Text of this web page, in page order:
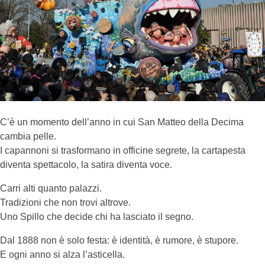
C’è un momento dell’anno in cui San Matteo della Decima
cambia pelle.
I capannoni si trasformano in officine segrete, la cartapesta
diventa spettacolo, la satira diventa voce.
Carri alti quanto palazzi.
Tradizioni che non trovi altrove.
Uno Spillo che decide chi ha lasciato il segno.
Dal 1888 non è solo festa: è identità, è rumore, è stupore.
E ogni anno si alza l’asticella.